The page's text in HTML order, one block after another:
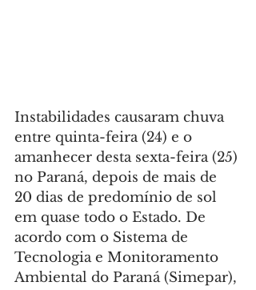
Instabilidades causaram chuva
entre quinta-feira (24) e o
amanhecer desta sexta-feira (25)
no Paraná, depois de mais de
20 dias de predomínio de sol
em quase todo o Estado. De
acordo com o Sistema de
Tecnologia e Monitoramento
Ambiental do Paraná (Simepar),